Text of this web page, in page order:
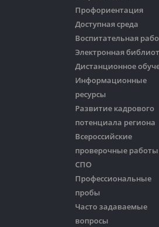
Профориентация
Доступная среда
Воспитательная
Электронная
Дистанционное
Информационные
ресурсы
Развитие кадрового
потенциала региона
Всероссийские
проверочные работы
СПО
Профессиональные
пробы
Часто задаваемые
вопросы